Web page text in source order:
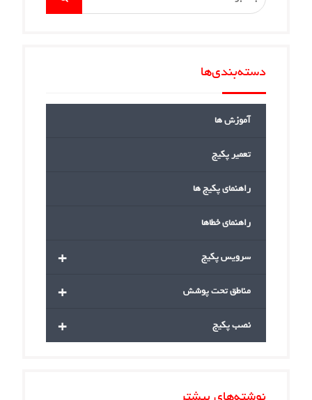
for:
دسته‌بندی‌ها
آموزش ها
تعمیر پکیج
راهنمای پکیج ها
راهنمای خطاها
+ سرویس پکیج
+ مناطق تحت پوشش
+ نصب پکیج